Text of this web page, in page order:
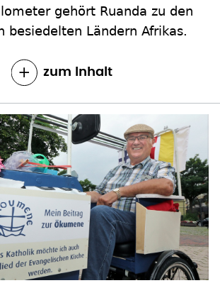
gehört Ruanda zu den
besiedelten Ländern Afrikas.
zum Inhalt